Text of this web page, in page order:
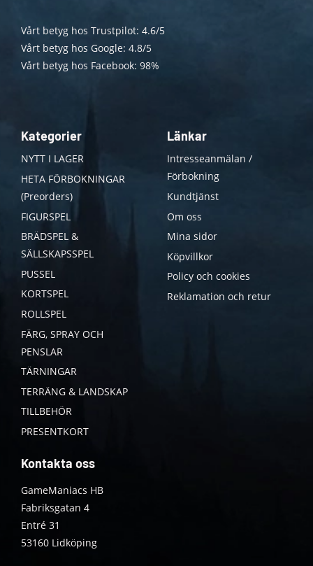
Vårt betyg hos Trustpilot: 4.6/5
Vårt betyg hos Google: 4.8/5
Vårt betyg hos Facebook: 98%
Kategorier
NYTT I LAGER
HETA FÖRBOKNINGAR
(Preorders)
FIGURSPEL
BRÄDSPEL &
SÄLLSKAPSSPEL
PUSSEL
KORTSPEL
ROLLSPEL
FÄRG, SPRAY OCH
PENSLAR
TÄRNINGAR
TERRÄNG & LANDSKAP
TILLBEHÖR
PRESENTKORT
Länkar
Intresseanmälan /
Förbokning
Kundtjänst
Om oss
Mina sidor
Köpvillkor
Policy och cookies
Reklamation och retur
Kontakta oss
GameManiacs HB
Fabriksgatan 4
Entré 31
53160 Lidköping